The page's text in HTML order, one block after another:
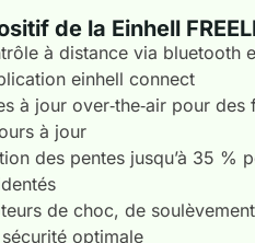
de la Einhell
à distance via bluetooth
einhell connect
à jour over‑the‑air pour des
à jour
des pentes jusqu’à 35 %
de choc, de
optimale